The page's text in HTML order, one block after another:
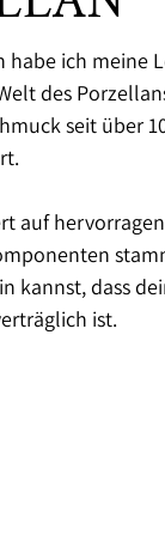
habe ich meine
des
seit über
auf
kannst, dass
ist.